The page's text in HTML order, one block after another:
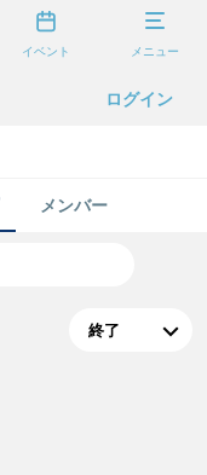
イベント メニュー
ログイン
メンバー